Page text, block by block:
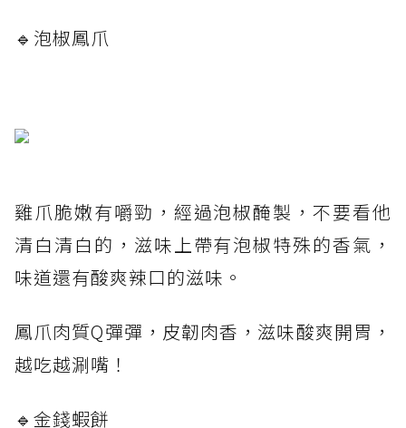
🔹泡椒鳳爪
雞爪脆嫩有嚼勁，經過泡椒醃製，不要看他
清白清白的，滋味上帶有泡椒特殊的香氣，
味道還有酸爽辣口的滋味。
鳳爪肉質Q彈彈，皮韌肉香，滋味酸爽開胃，
越吃越涮嘴！
🔹金錢蝦餅